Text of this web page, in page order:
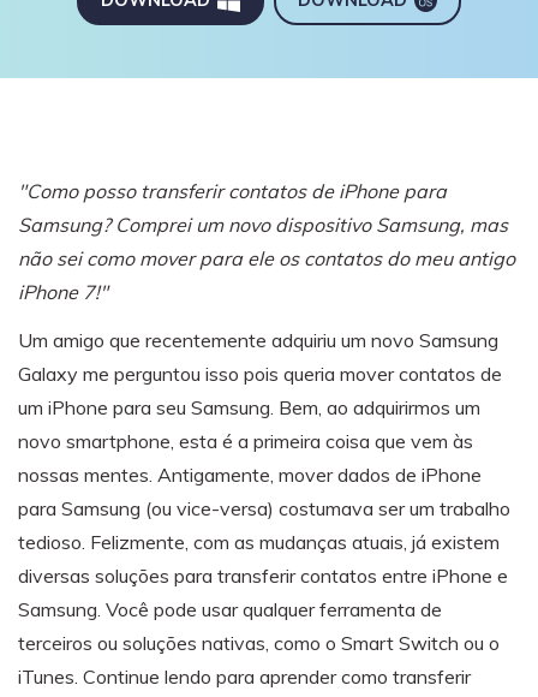
de celular para outro, celular para computador e
backups facilmente.
Recuperar visulização única de WhatsApp
Recupere todas as mídias de visulização única do
WhatsApp — fotos, vídeos e mensagens de voz.
App
Mutsapper
Transferir dados do WhatsApp e WhatsApp
Business sem redefinição de fábrica.
MobileTrans App
Transferir dados do telefone, dados do
WhatsApp e arquivos entre dispositivos.
Preços EducacionaisDownload
"Como posso transferir contatos de iPhone para
Samsung? Comprei um novo dispositivo Samsung, mas
não sei como mover para ele os contatos do meu antigo
iPhone 7!"
Um amigo que recentemente adquiriu um novo Samsung
Galaxy me perguntou isso pois queria mover contatos de
um iPhone para seu Samsung. Bem, ao adquirirmos um
novo smartphone, esta é a primeira coisa que vem às
nossas mentes. Antigamente, mover dados de iPhone
para Samsung (ou vice-versa) costumava ser um trabalho
tedioso. Felizmente, com as mudanças atuais, já existem
diversas soluções para transferir contatos entre iPhone e
Samsung. Você pode usar qualquer ferramenta de
terceiros ou soluções nativas, como o Smart Switch ou o
iTunes. Continue lendo para aprender como transferir